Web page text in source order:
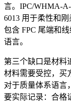
言。IPC/WHMA-
6013 用于柔性和
包含 FPC 尾端和
语言。
第三个缺口是材料
材料需要受控，买
对于质量体系语言，
要实际记录：合格